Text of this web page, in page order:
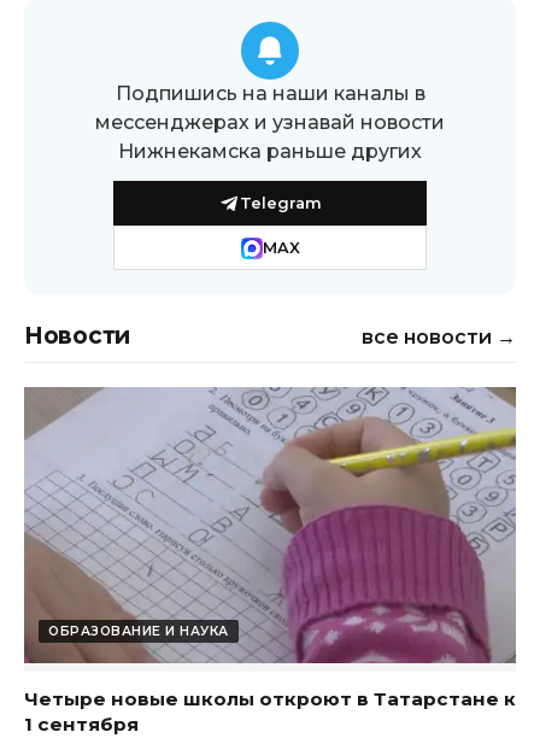
Подпишись на наши каналы в
мессенджерах и узнавай новости
Нижнекамска раньше других
Telegram
MAX
Новости все новости →
ОБРАЗОВАНИЕ И НАУКА
Четыре новые школы откроют в Татарстане к
1 сентября